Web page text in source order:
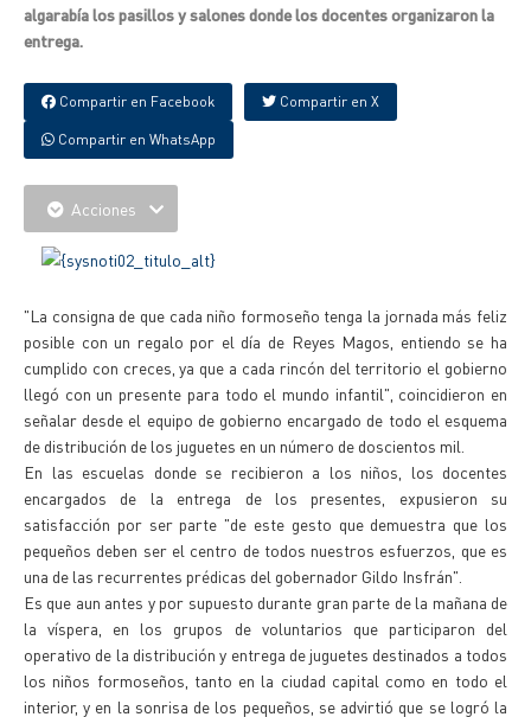
algarabía los pasillos y salones donde los docentes organizaron la
entrega.
Compartir en Facebook Compartir en X
Compartir en WhatsApp
Acciones
"La consigna de que cada niño formoseño tenga la jornada más feliz
posible con un regalo por el día de Reyes Magos, entiendo se ha
cumplido con creces, ya que a cada rincón del territorio el gobierno
llegó con un presente para todo el mundo infantil", coincidieron en
señalar desde el equipo de gobierno encargado de todo el esquema
de distribución de los juguetes en un número de doscientos mil.
En las escuelas donde se recibieron a los niños, los docentes
encargados de la entrega de los presentes, expusieron su
satisfacción por ser parte "de este gesto que demuestra que los
pequeños deben ser el centro de todos nuestros esfuerzos, que es
una de las recurrentes prédicas del gobernador Gildo Insfrán".
Es que aun antes y por supuesto durante gran parte de la mañana de
la víspera, en los grupos de voluntarios que participaron del
operativo de la distribución y entrega de juguetes destinados a todos
los niños formoseños, tanto en la ciudad capital como en todo el
interior, y en la sonrisa de los pequeños, se advirtió que se logró la